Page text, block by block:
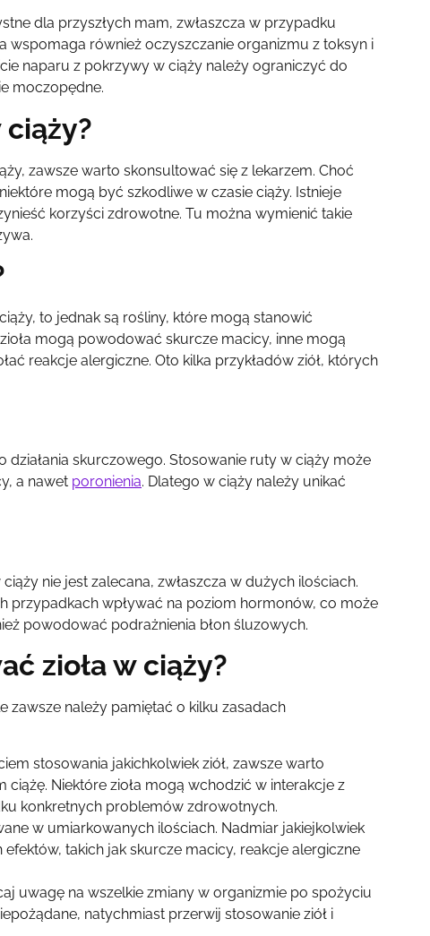
dla przyszłych mam, zwłaszcza w przypadku
wspomaga również oczyszczanie organizmu z toksyn i
naparu z pokrzywy w ciąży należy ograniczyć do
moczopędne.
ciąży?
zawsze warto skonsultować się z lekarzem. Choć
mogą być szkodliwe w czasie ciąży. Istnieje
korzyści zdrowotne. Tu można wymienić takie
to jednak są rośliny, które mogą stanowić
mogą powodować skurcze macicy, inne mogą
reakcje alergiczne. Oto kilka przykładów ziół, których
działania skurczowego. Stosowanie ruty w ciąży może
a nawet poronienia. Dlatego w ciąży należy unikać
nie jest zalecana, zwłaszcza w dużych ilościach.
przypadkach wpływać na poziom hormonów, co może
powodować podrażnienia błon śluzowych.
zioła w ciąży?
zawsze należy pamiętać o kilku zasadach
stosowania jakichkolwiek ziół, zawsze warto
Niektóre zioła mogą wchodzić w interakcje z
konkretnych problemów zdrowotnych.
w umiarkowanych ilościach. Nadmiar jakiejkolwiek
takich jak skurcze macicy, reakcje alergiczne
uwagę na wszelkie zmiany w organizmie po spożyciu
natychmiast przerwij stosowanie ziół i